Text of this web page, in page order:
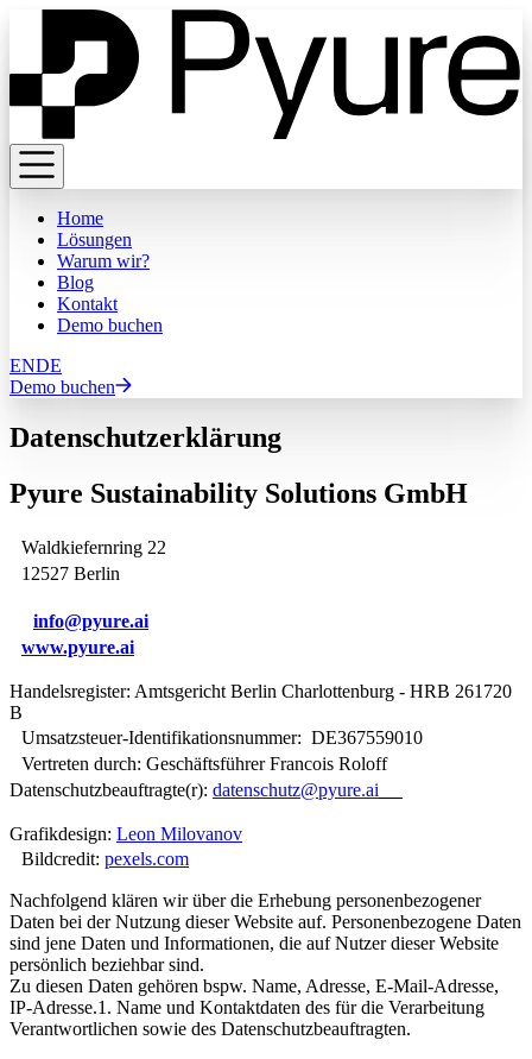
Home
Lösungen
Warum wir?
Blog
Kontakt
Demo buchen
ENDE
Demo buchen
Datenschutzerklärung
Pyure Sustainability Solutions GmbH
​Waldkiefernring 22
12527 Berlin
info@pyure.ai
www.pyure.ai
​Handelsregister: Amtsgericht Berlin Charlottenburg - HRB 261720
B
Umsatzsteuer-Identifikationsnummer: DE367559010
Vertreten durch: Geschäftsführer Francois Roloff
Datenschutzbeauftragte(r): datenschutz@pyure.ai
Grafikdesign: Leon Milovanov
Bildcredit: pexels.com
Nachfolgend klären wir über die Erhebung personenbezogener
Daten bei der Nutzung dieser Website auf. Personenbezogene Daten
sind jene Daten und Informationen, die auf Nutzer dieser Website
persönlich beziehbar sind.
Zu diesen Daten gehören bspw. Name, Adresse, E-Mail-Adresse,
IP-Adresse.1. Name und Kontaktdaten des für die Verarbeitung
Verantwortlichen sowie des Datenschutzbeauftragten.